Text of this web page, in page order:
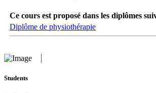
Ce cours est proposé dans les diplômes
Diplôme de physiothérapie
Students